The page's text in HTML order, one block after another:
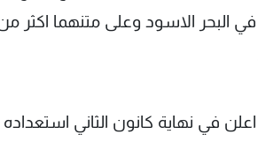
اعلن في نهاية كانون الثاني